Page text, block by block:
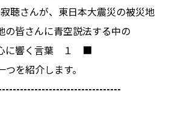
聴さんが、東日本大震災の被災地
の皆さんに青空説法する中の
響く言葉 １ ■
つを紹介します。